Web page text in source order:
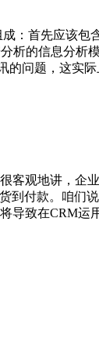
：首先应该
析的信息分
问题，这
观地讲，
到付款。咱
导致在CRM